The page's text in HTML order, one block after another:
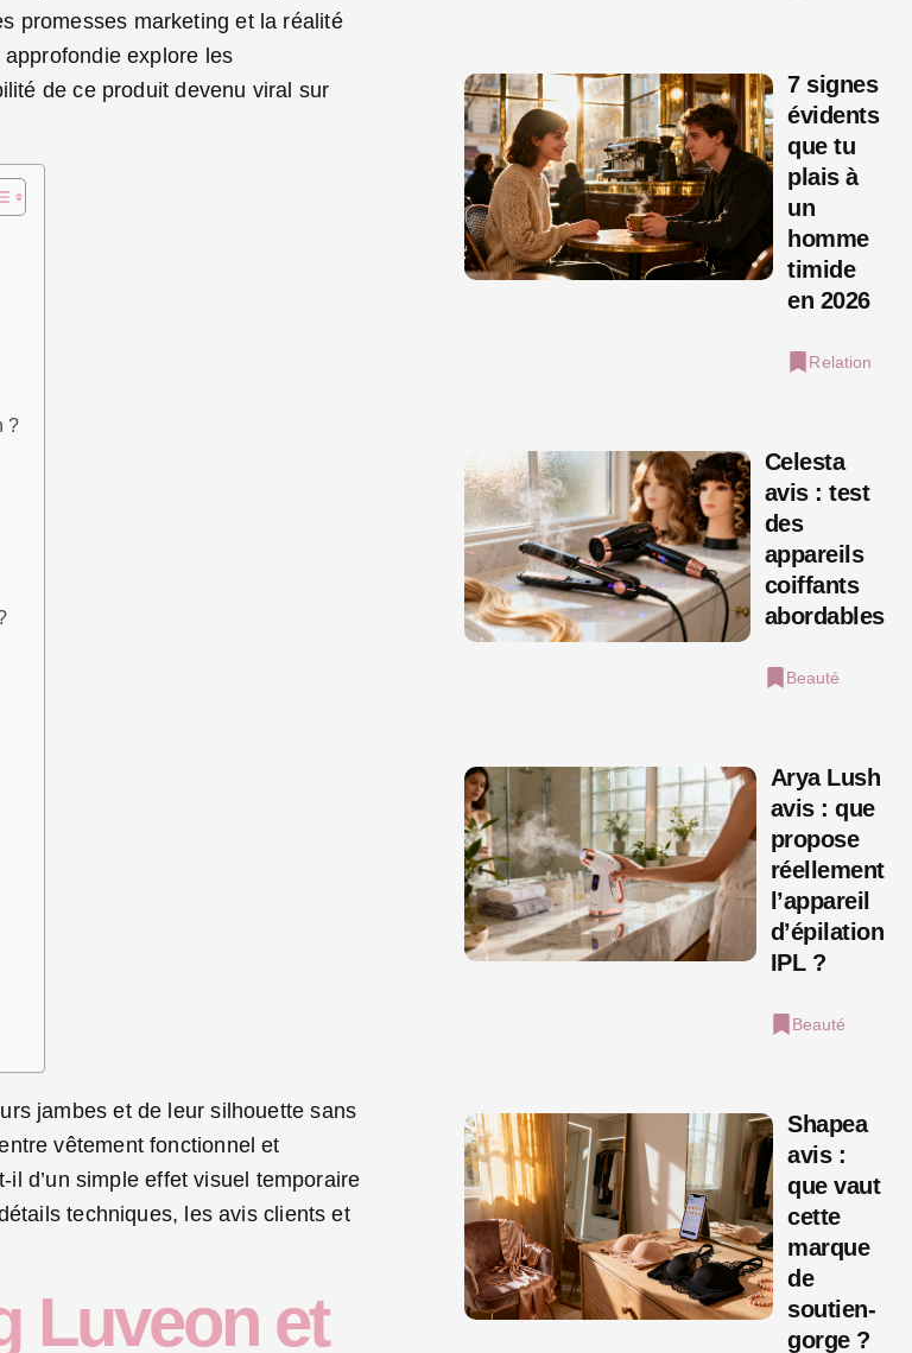
promesses marketing et la réalité
explore les
de ce produit devenu viral sur
?
jambes et de leur silhouette sans
vêtement fonctionnel et
d’un simple effet visuel temporaire
techniques, les avis clients et
Luveon et
7 signes
évidents
que tu
plais à
un
homme
timide
en 2026
Relation
Celesta
avis : test
des
appareils
coiffants
abordables
Beauté
Arya Lush
avis : que
propose
réellement
l’appareil
d’épilation
IPL ?
Beauté
Shapea
avis :
que vaut
cette
marque
de
soutien-
gorge ?